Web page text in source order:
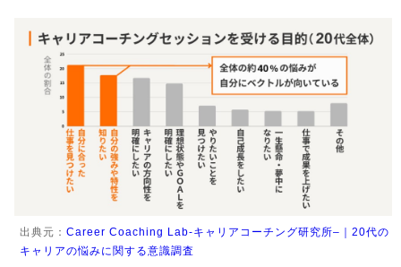
出典元： Career Coaching Lab-キャリアコーチング研究所–｜20代の
キャリアの悩みに関する意識調査